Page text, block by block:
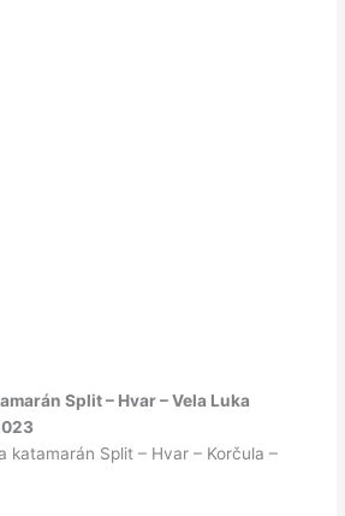
Split – Hvar – Vela Luka
katamarán Split – Hvar – Korčula –